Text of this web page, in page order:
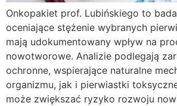
Onkopakiet prof. Lubińskiego to
oceniające stężenie wybranych
mają udokumentowany wpływ na
nowotworowe. Analizie podlegają
ochronne, wspierające naturalne
organizmu, jak i pierwiastki
może zwiększać ryzyko rozwoju